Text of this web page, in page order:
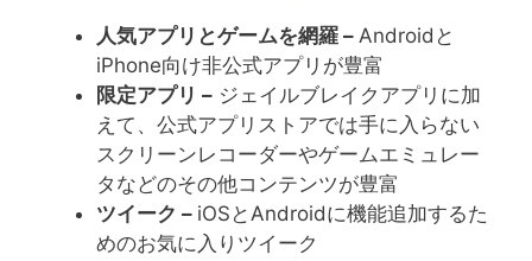
人気アプリとゲームを網羅 – Androidと
iPhone向け非公式アプリが豊富
限定アプリ – ジェイルブレイクアプリに加
えて、公式アプリストアでは手に入らない
スクリーンレコーダーやゲームエミュレー
タなどのその他コンテンツが豊富
ツイーク – iOSとAndroidに機能追加するた
めのお気に入りツイーク